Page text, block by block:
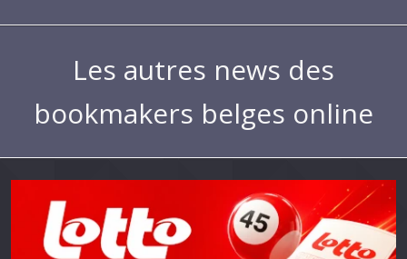
Les autres news des
bookmakers belges online